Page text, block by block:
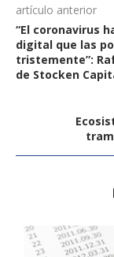
artículo anterior
“El coronavirus
digital que las
tristemente”:
de Stocken